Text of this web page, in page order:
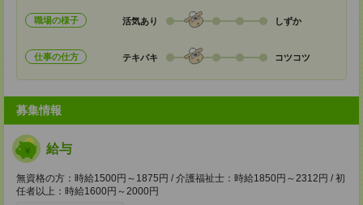
職場の様子 活気あり しずか
仕事の仕方 テキパキ コツコツ
募集情報
給与
無資格の方：時給1500円～1875円 / 介護福祉士：時給1850円～2312円 / 初
任者以上：時給1600円～2000円